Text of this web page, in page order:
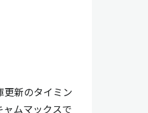
新のタイミン
ムマックスで